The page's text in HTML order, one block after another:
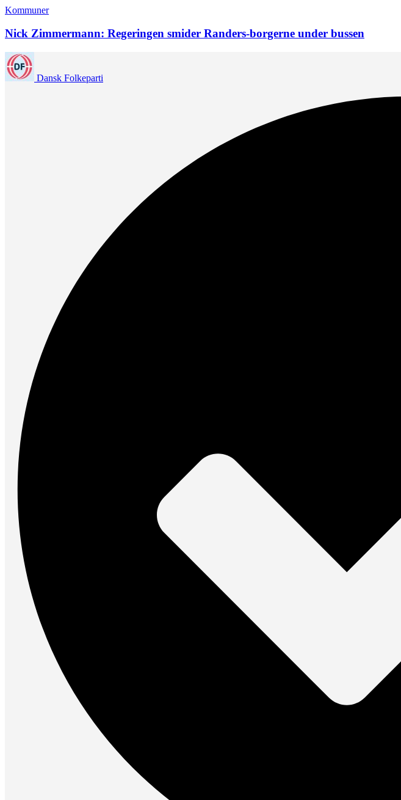
Kommuner
Nick Zimmermann: Regeringen smider Randers-borgerne under bussen
Dansk Folkeparti